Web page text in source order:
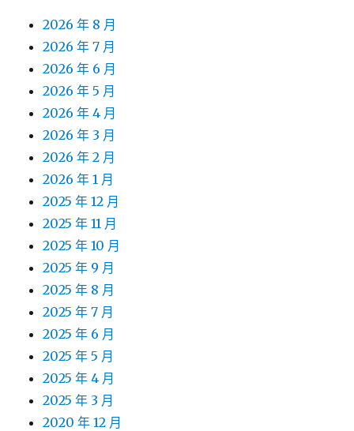
2026 年 8 月
2026 年 7 月
2026 年 6 月
2026 年 5 月
2026 年 4 月
2026 年 3 月
2026 年 2 月
2026 年 1 月
2025 年 12 月
2025 年 11 月
2025 年 10 月
2025 年 9 月
2025 年 8 月
2025 年 7 月
2025 年 6 月
2025 年 5 月
2025 年 4 月
2025 年 3 月
2020 年 12 月